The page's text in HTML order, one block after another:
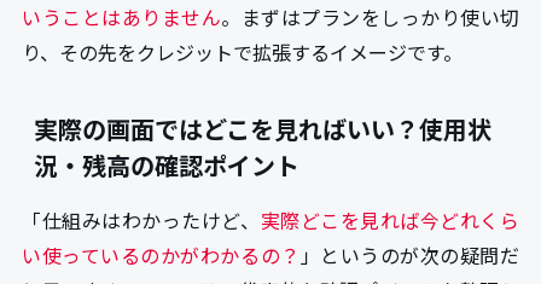
いうことはありません。まずはプランをしっかり使い切
り、その先をクレジットで拡張するイメージです。
実際の画面ではどこを見ればいい？使用状
況・残高の確認ポイント
「仕組みはわかったけど、 実際どこを見れば今どれくら
い使っているのかがわかるの？ 」というのが次の疑問だ